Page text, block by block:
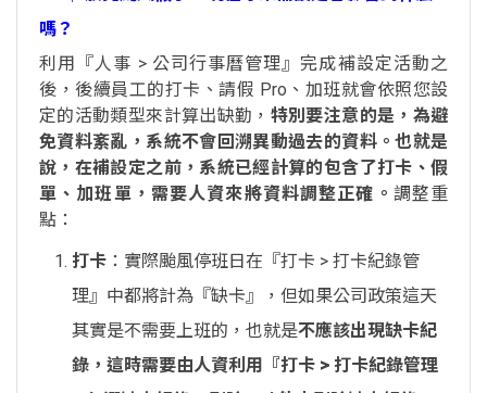
嗎？
利用『人事 > 公司行事曆管理』完成補設定活動之
後，後續員工的打卡、請假 Pro、加班就會依照您設
定的活動類型來計算出缺勤， 特別要注意的是，為避
免資料紊亂，系統不會回溯異動過去的資料。也就是
說，在補設定之前，系統已經計算的包含了打卡、假
單、加班單，需要人資來將資料調整正確。 調整重
點：
打卡 ：實際颱風停班日在『打卡 > 打卡紀錄管
理』中都將計為『缺卡』，但如果公司政策這天
其實是不需要上班的，也就是不應該出現缺卡紀
錄，這時需要由人資利用『打卡 > 打卡紀錄管理